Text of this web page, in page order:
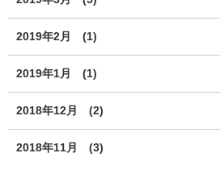
2019年2月 (1)
2019年1月 (1)
2018年12月 (2)
2018年11月 (3)